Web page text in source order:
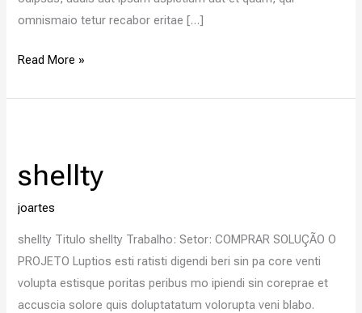
omnismaio tetur recabor eritae […]
Read More »
shellty
joartes
shellty Titulo shellty Trabalho: Setor: COMPRAR SOLUÇÃO O
PROJETO Luptios esti ratisti digendi beri sin pa core venti
volupta estisque poritas peribus mo ipiendi sin coreprae et
accuscia solore quis doluptatatum volorupta veni blabo.